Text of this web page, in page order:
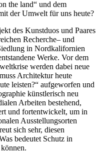
the land“ und dem
der Umwelt für uns heute?
des Kunstduos und Paares
Recherche– und
in Nordkalifornien
Werke. Vor dem
werden dabei neue
Architektur heute
leisten?“ aufgeworfen und
künstlerisch neu
Arbeiten bestehend,
und fortentwickelt, um in
Ausstellungsorten
sich sehr, diesen
bedeutet Schutz in